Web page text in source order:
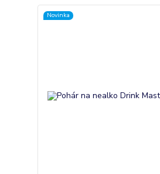
Novinka